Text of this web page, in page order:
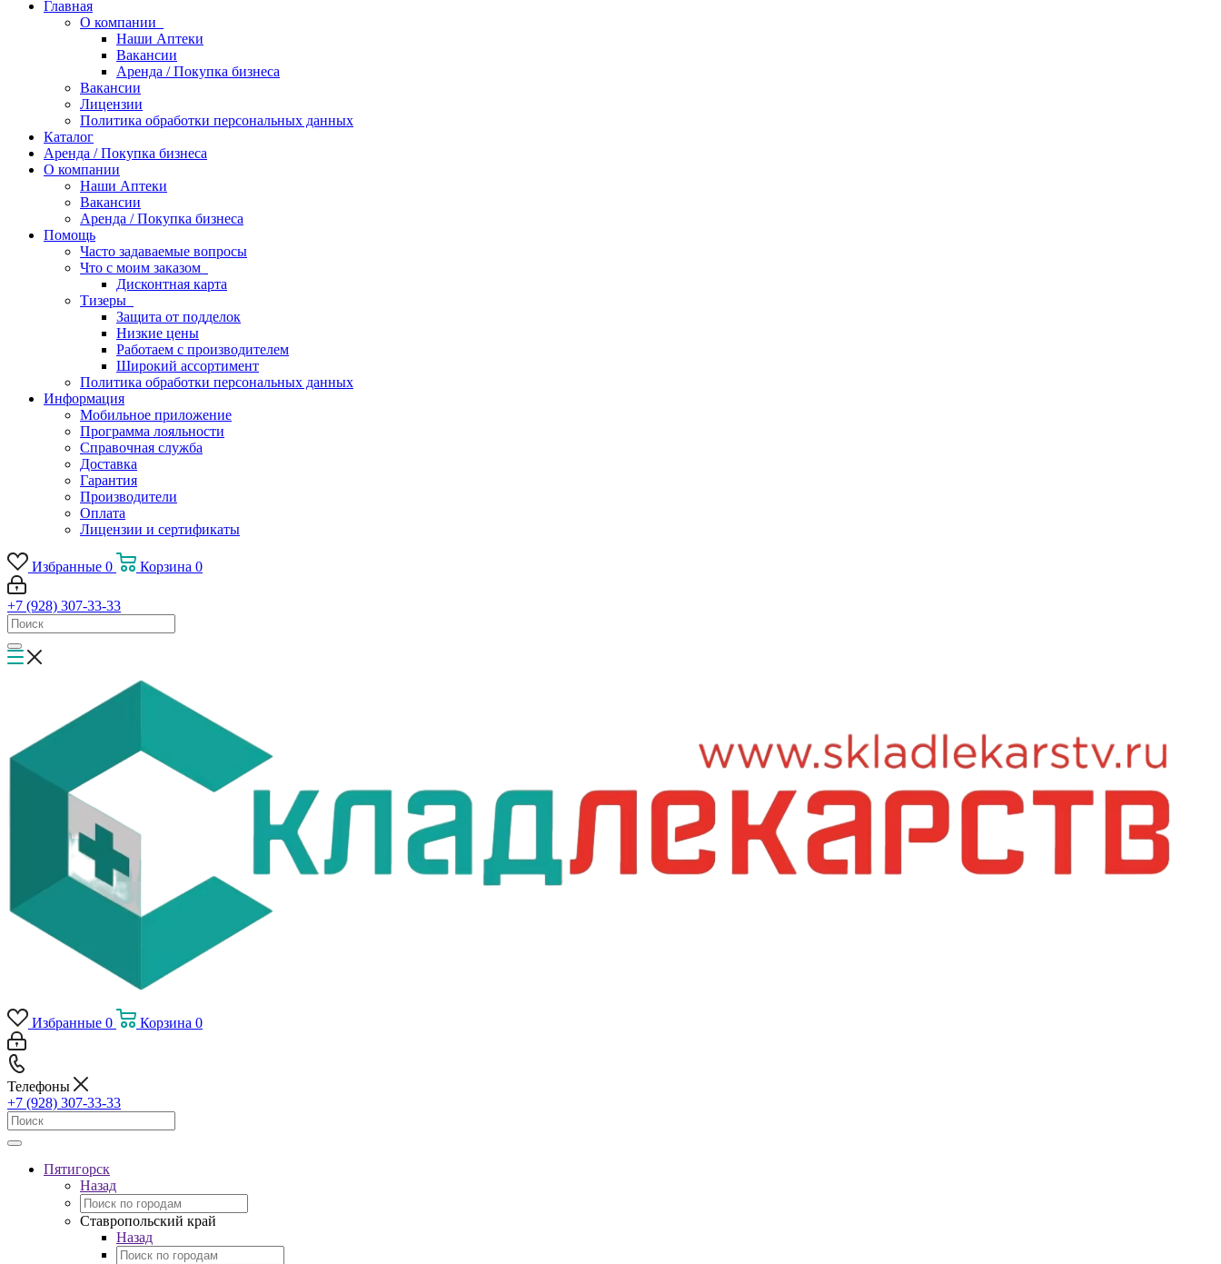
Главная
О компании
Наши Аптеки
Вакансии
Аренда / Покупка бизнеса
Вакансии
Лицензии
Политика обработки персональных данных
Каталог
Аренда / Покупка бизнеса
О компании
Наши Аптеки
Вакансии
Аренда / Покупка бизнеса
Помощь
Часто задаваемые вопросы
Что с моим заказом
Дисконтная карта
Тизеры
Защита от подделок
Низкие цены
Работаем с производителем
Широкий ассортимент
Политика обработки персональных данных
Информация
Мобильное приложение
Программа лояльности
Справочная служба
Доставка
Гарантия
Производители
Оплата
Лицензии и сертификаты
Избранные 0 Корзина 0
+7 (928) 307-33-33
Избранные 0 Корзина 0
Телефоны
+7 (928) 307-33-33
Пятигорск
Назад
Ставропольский край
Назад